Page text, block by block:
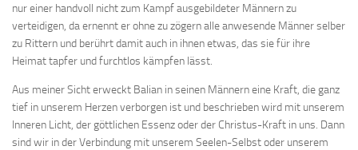
nur einer handvoll nicht zum Kampf ausgebildeter Männern zu
verteidigen, da ernennt er ohne zu zögern alle anwesende Männer selber
zu Rittern und berührt damit auch in ihnen etwas, das sie für ihre
Heimat tapfer und furchtlos kämpfen lässt.
Aus meiner Sicht erweckt Balian in seinen Männern eine Kraft, die ganz
tief in unserem Herzen verborgen ist und beschrieben wird mit unserem
Inneren Licht, der göttlichen Essenz oder der Christus-Kraft in uns. Dann
sind wir in der Verbindung mit unserem Seelen-Selbst oder unserem